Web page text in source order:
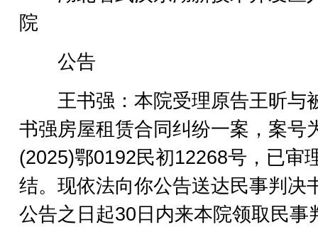
院
公告
王书强：本院受理原告王昕与
书强房屋租赁合同纠纷一案，案号
(2025)鄂0192民初12268号，已审
结。现依法向你公告送达民事判决
公告之日起30日内来本院领取民事